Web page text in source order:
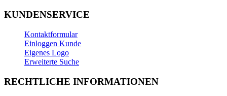
KUNDENSERVICE
Kontaktformular
Einloggen Kunde
Eigenes Logo
Erweiterte Suche
RECHTLICHE INFORMATIONEN